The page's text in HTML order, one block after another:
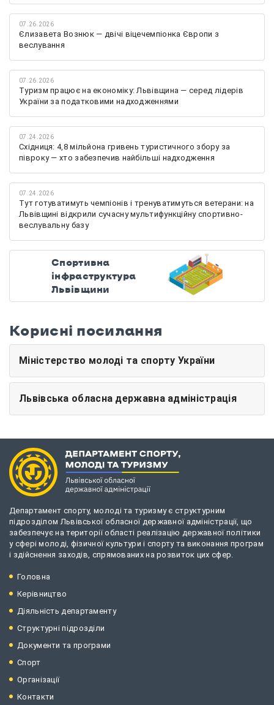
07.26.2026
Єлизавета Вознюк — двічі віцечемпіонка Європи з
веслування
07.26.2026
Туризм працює на економіку: Львівщина — серед лідерів
України за податковими надходженнями
07.24.2026
Східниця: 4,8 мільйона гривень туристичного збору за
півроку — хто забезпечив найбільші надходження
07.24.2026
Тут готуватимуть чемпіонів і тренуватимуться ветерани: на
Львівщині відкрили сучасну мультифункційну спортивно-
веслувальну базу
Спортивна
інфраструктура
Львівщини
Корисні посилання
Міністерство молоді та спорту України
Львівська обласна державна адміністрація
Департамент спорту, молоді та туризму є структурним
підрозділом Львівської обласної державної адміністрації, що
забезпечує на території області реалізацію державної політики
у сфері молоді, фізичної культури і спорту та виконання програм
і здійснення заходів, спрямованих на розвиток цих сфер.
Головна
Керівництво
Діяльність департаменту
Структурні підрозділи
Документи та програми
Спорт
Організації
Контакти